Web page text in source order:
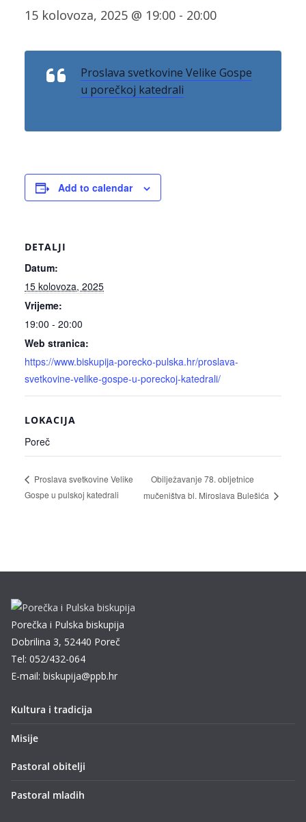
15 kolovoza, 2025 @ 19:00 - 20:00
Proslava svetkovine Velike Gospe
u porečkoj katedrali
Add to calendar
DETALJI
Datum:
15 kolovoza, 2025
Vrijeme:
19:00 - 20:00
Web stranica:
https://www.biskupija-porecko-pulska.hr/proslava-
svetkovine-velike-gospe-u-poreckoj-katedrali/
LOKACIJA
Poreč
Proslava svetkovine Velike
Gospe u pulskoj katedrali
Obilježavanje 78. obljetnice
mučeništva bl. Miroslava Bulešića
Porečka i Pulska biskupija
Dobrilina 3, 52440 Poreč
Tel: 052/432-064
E-mail: biskupija@ppb.hr
Kultura i tradicija
Misije
Pastoral obitelji
Pastoral mladih